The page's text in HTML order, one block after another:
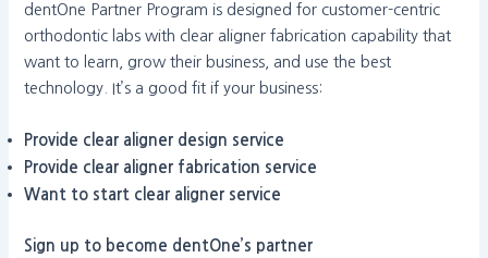
dentOne Partner Program is designed for customer-centric
orthodontic labs with clear aligner fabrication capability that
want to learn, grow their business, and use the best
technology. It’s a good fit if your business:
Provide clear aligner design service
Provide clear aligner fabrication service
Want to start clear aligner service
Sign up to become dentOne’s partner